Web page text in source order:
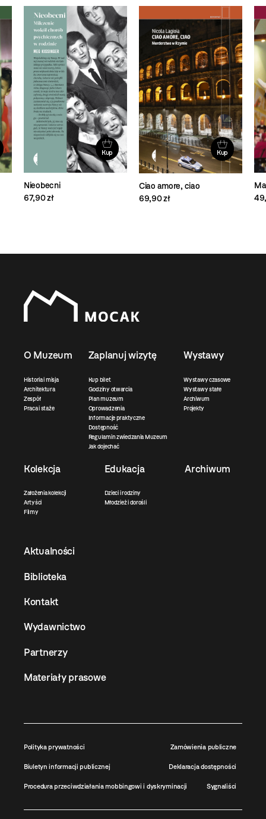
Kup
Nieobecni
67,90 zł
Kup
Ciao amore, ciao
69,90 zł
O Muzeum
Historia i misja
Architektura
Zespół
Praca i staże
Zaplanuj wizytę
Kup bilet
Godziny otwarcia
Plan muzeum
Oprowadzenia
Informacje praktyczne
Dostępność
Regulamin zwiedzania Muzeum
Jak dojechać
Wystawy
Wystawy czasowe
Wystawy stałe
Archiwum
Projekty
Kolekcja
Założenia kolekcji
Artyści
Filmy
Edukacja
Dzieci i rodziny
Młodzież i dorośli
Archiwum
Aktualności
Biblioteka
Kontakt
Wydawnictwo
Partnerzy
Materiały prasowe
Polityka prywatności Zamówienia publiczne
Biuletyn informacji publicznej Deklaracja dostępności
Procedura przeciwdziałania mobbingowi i dyskryminacji Sygnaliści